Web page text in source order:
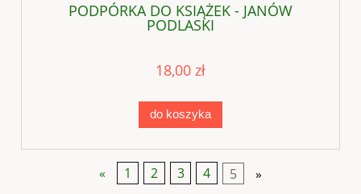
PODPÓRKA DO KSIĄŻEK - JANÓW
PODLASKI
18,00 zł
do koszyka
« 1 2 3 4 5 »